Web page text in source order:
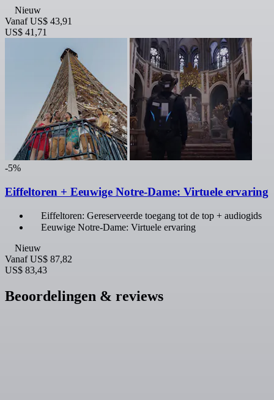
Nieuw
Vanaf US$ 43,91
US$ 41,71
-5%
Eiffeltoren + Eeuwige Notre-Dame: Virtuele ervaring
Eiffeltoren: Gereserveerde toegang tot de top + audiogids
Eeuwige Notre-Dame: Virtuele ervaring
Nieuw
Vanaf US$ 87,82
US$ 83,43
Beoordelingen & reviews